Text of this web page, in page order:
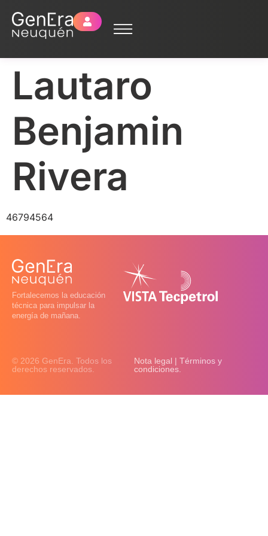
Lautaro
Benjamin
Rivera
46794564
Fortalecemos la educación
técnica para impulsar la
energía de mañana.
© 2026 GenEra. Todos los
derechos reservados.
Nota legal | Términos y
condiciones.